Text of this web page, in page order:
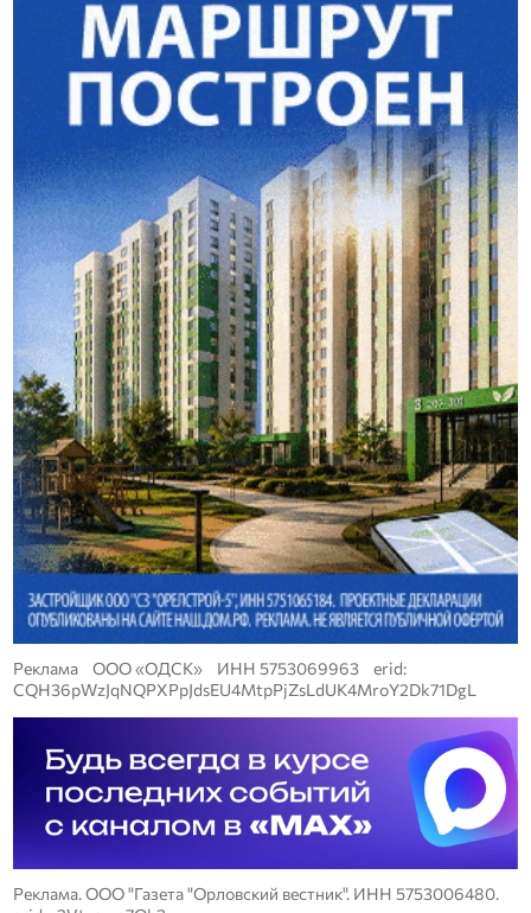
Реклама ООО «ОДСК» ИНН 5753069963 erid:
CQH36pWzJqNQPXPpJdsEU4MtpPjZsLdUK4MroY2Dk71DgL
Реклама. ООО "Газета "Орловский вестник". ИНН 5753006480.